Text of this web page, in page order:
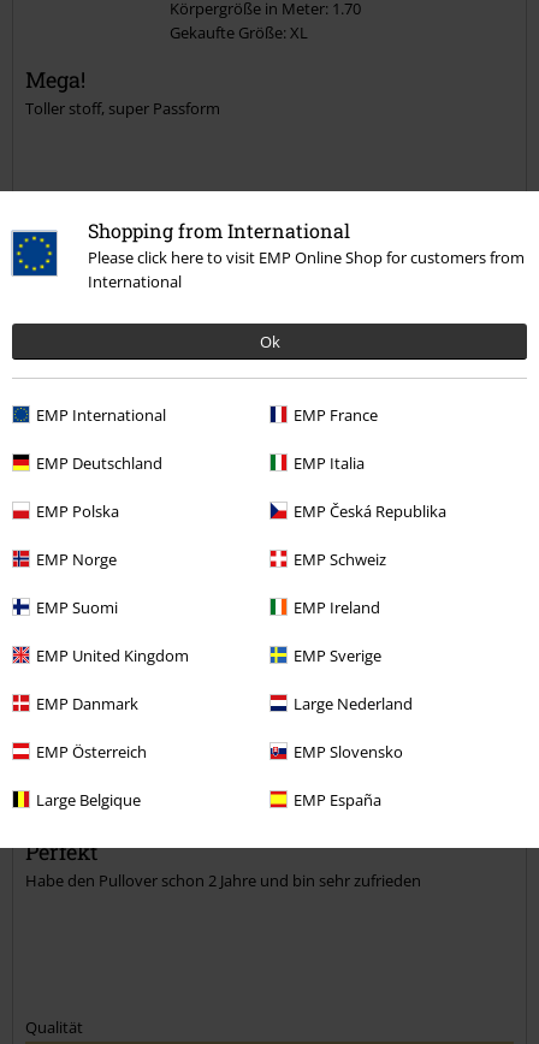
Shopping from International
Please click here to visit EMP Online Shop for customers from
International
Ok
EMP International EMP France
EMP Deutschland EMP Italia
EMP Polska EMP Česká Republika
EMP Norge EMP Schweiz
EMP Suomi EMP Ireland
EMP United Kingdom EMP Sverige
EMP Danmark Large Nederland
EMP Österreich EMP Slovensko
Large Belgique EMP España
Körpergröße in Meter: 1.70
Gekaufte Größe: XL
Mega!
Toller stoff, super Passform
Qualität
5
5
Weite
zu eng
perfekt
zu kurz
perfekt
War diese Bewertung hilfreich für dich?
Kommentar jetzt abschicken!
Geschrieben am: Sonntag, 05.01.2025
Perfekt
Habe den Pullover schon 2 Jahre und bin sehr zufrieden
Qualität